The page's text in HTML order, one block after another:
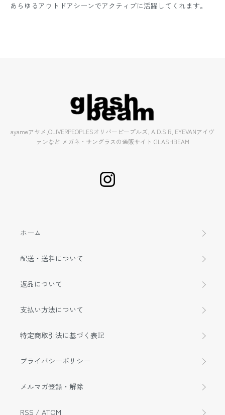
あらゆるアウトドアシーンでアクティブに活躍してくれます。
ayameアヤメ,OLIVERPEOPLESオリバーピープルズ, A.D.S.R, EYEVANアイヴ
ァンなど メガネ・サングラスの通販サイト GLASHBEAM
ホーム
配送・送料について
返品について
支払い方法について
特定商取引法に基づく表記
プライバシーポリシー
メルマガ登録・解除
RSS / ATOM